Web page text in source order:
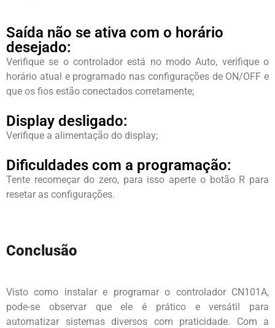
Saída não se ativa com o horário
desejado:
Verifique se o controlador está no modo Auto, verifique o
horário atual e programado nas configurações de ON/OFF e
que os fios estão conectados corretamente;
Display desligado:
Verifique a alimentação do display;
Dificuldades com a programação:
Tente recomeçar do zero, para isso aperte o botão R para
resetar as configurações.
Conclusão
Visto como instalar e programar o controlador CN101A,
pode-se observar que ele é prático e versátil para
automatizar sistemas diversos com praticidade. Com a